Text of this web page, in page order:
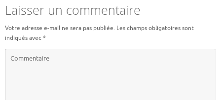
Laisser un commentaire
Votre adresse e-mail ne sera pas publiée. Les champs obligatoires sont
indiqués avec*